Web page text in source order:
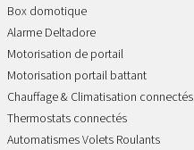
Box domotique
Alarme Deltadore
Motorisation de portail
Motorisation portail battant
Chauffage & Climatisation connectés
Thermostats connectés
Automatismes Volets Roulants